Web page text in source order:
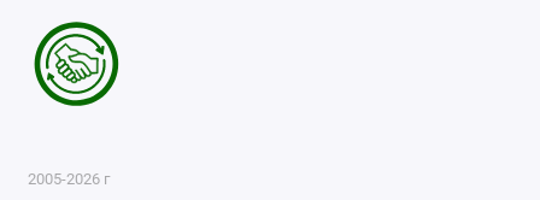
2005-2026 г